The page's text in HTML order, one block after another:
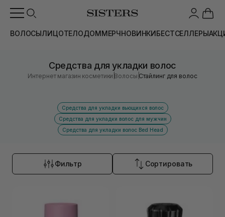
ВОЛОСЫЛИЦОТЕЛОДОММЕРЧНОВИНКИБЕСТСЕЛЛЕРЫ
Средства для укладки волос
Интернет магазин косметики |Волосы |Стайлинг для волос
Средства для укладки вьющихся волос
Средства для укладки волос для мужчин
Средства для укладки волос Bed Head
Фильтр Сортировать